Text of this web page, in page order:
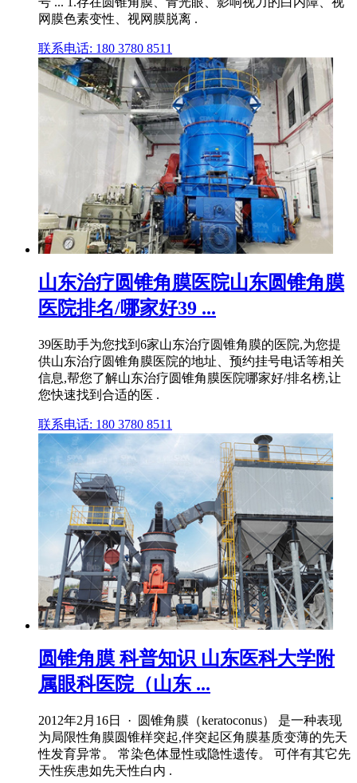
网膜色素变性、视网膜脱离 .
联系电话: 180 3780 8511
山东治疗圆锥角膜医院山东圆锥角膜
医院排名/哪家好39 ...
39医助手为您找到6家山东治疗圆锥角膜的医院,为您提
供山东治疗圆锥角膜医院的地址、预约挂号电话等相关
信息,帮您了解山东治疗圆锥角膜医院哪家好/排名榜,让
您快速找到合适的医 .
联系电话: 180 3780 8511
圆锥角膜 科普知识 山东医科大学附
属眼科医院（山东 ...
2012年2月16日 · 圆锥角膜（keratoconus） 是一种表现
为局限性角膜圆锥样突起,伴突起区角膜基质变薄的先天
性发育异常。 常染色体显性或隐性遗传。 可伴有其它先
天性疾患如先天性白内 .